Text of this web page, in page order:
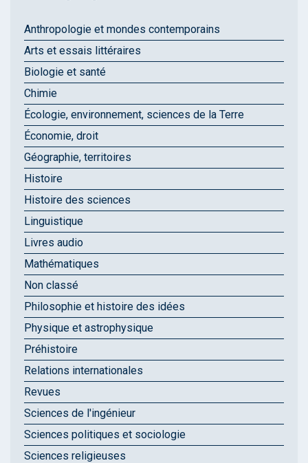
Anthropologie et mondes contemporains
Arts et essais littéraires
Biologie et santé
Chimie
Écologie, environnement, sciences de la Terre
Économie, droit
Géographie, territoires
Histoire
Histoire des sciences
Linguistique
Livres audio
Mathématiques
Non classé
Philosophie et histoire des idées
Physique et astrophysique
Préhistoire
Relations internationales
Revues
Sciences de l'ingénieur
Sciences politiques et sociologie
Sciences religieuses